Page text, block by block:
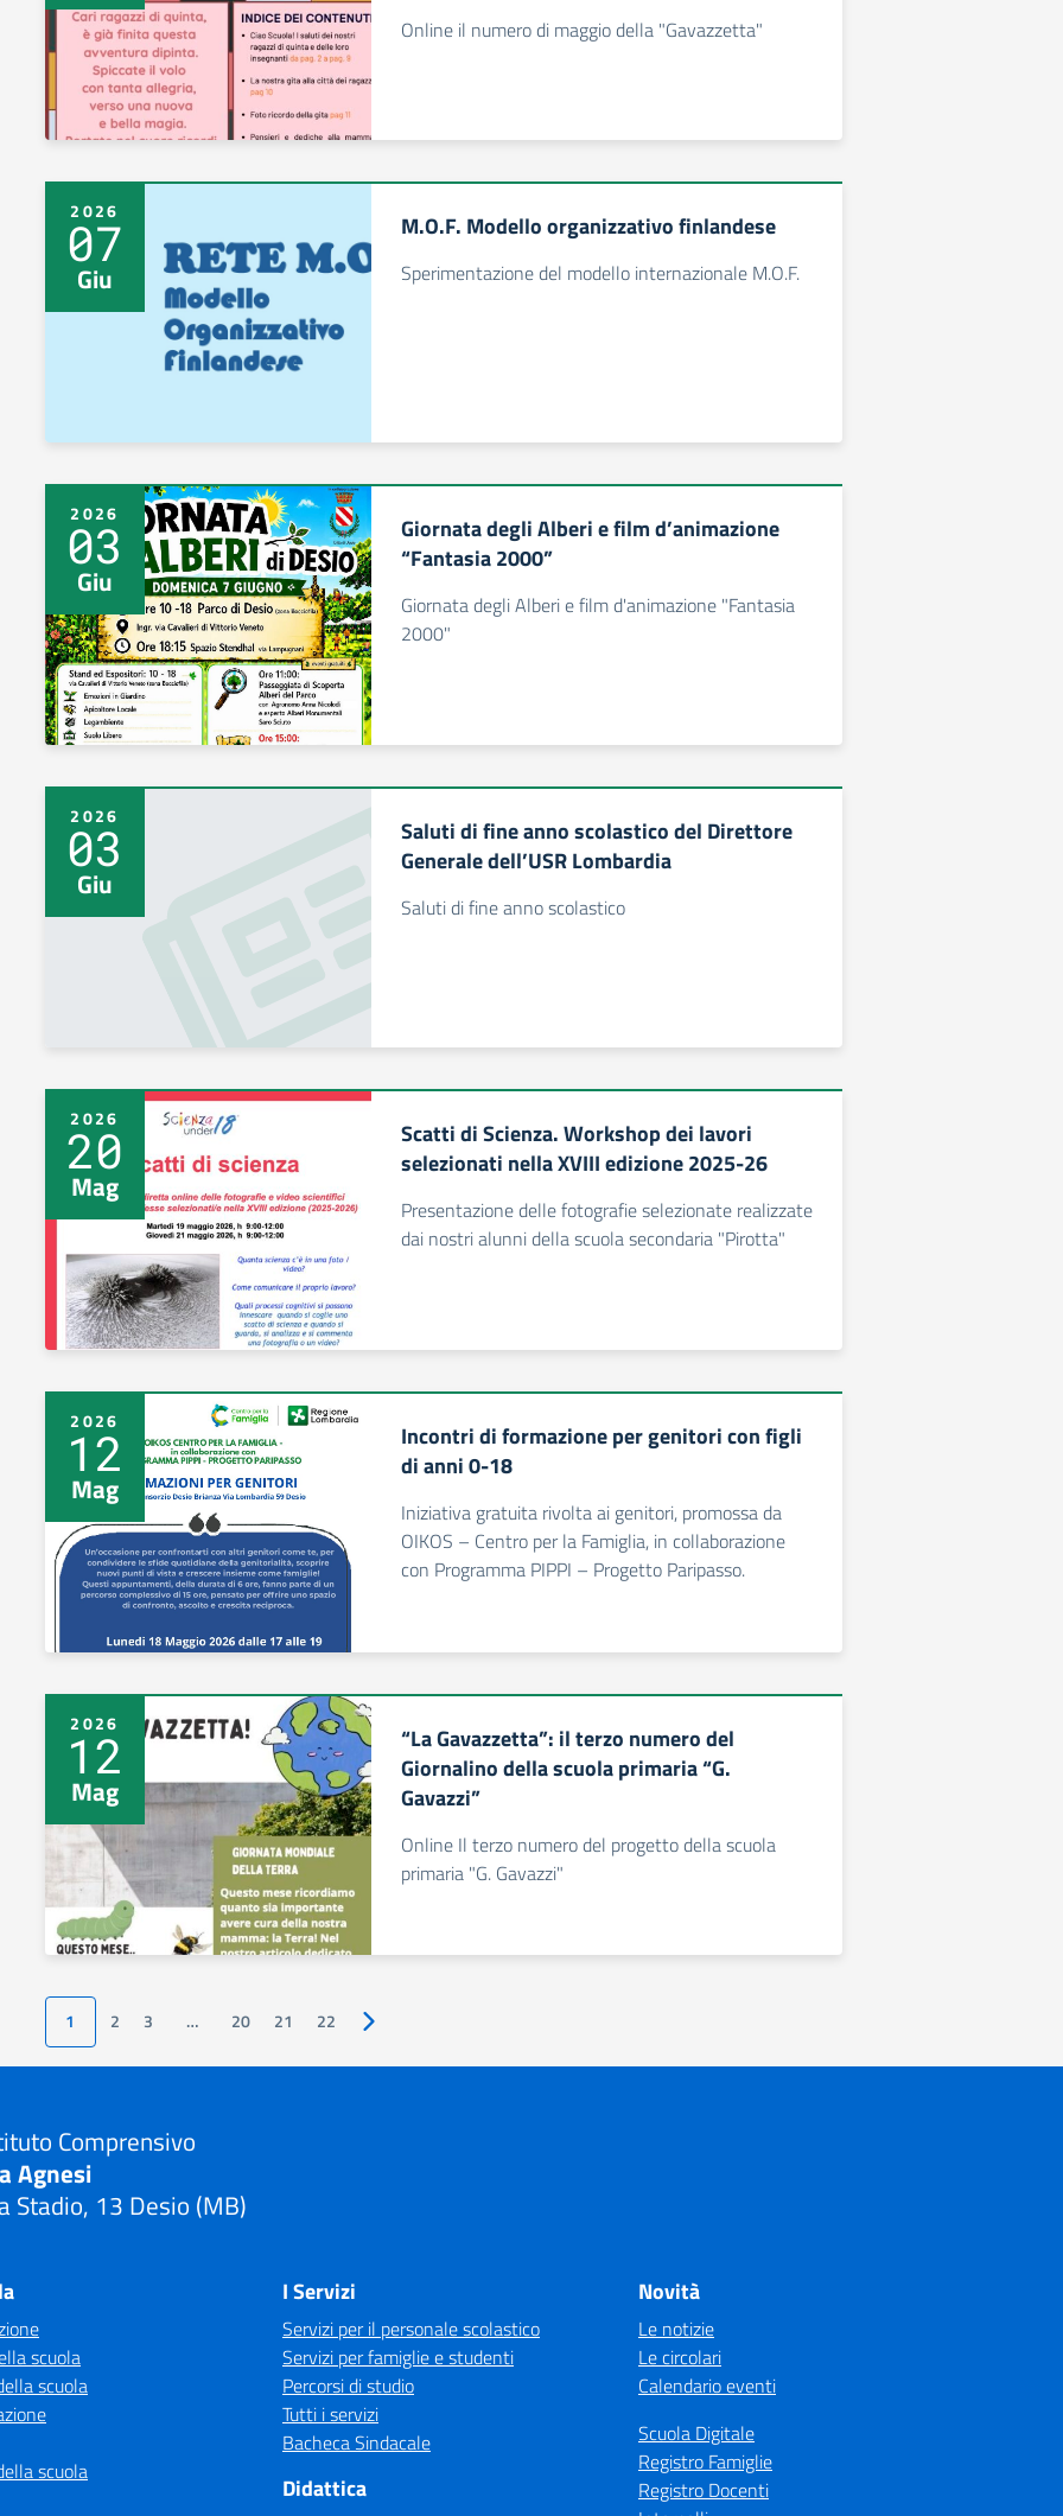
Online il numero di maggio della "Gavazzetta"
2026
07
Giu
M.O.F. Modello organizzativo finlandese
Sperimentazione del modello internazionale M.O.F.
2026
03
Giu
Giornata degli Alberi e film d’animazione
“Fantasia 2000”
Giornata degli Alberi e film d'animazione "Fantasia
2000"
2026
03
Giu
Saluti di fine anno scolastico del Direttore
Generale dell’USR Lombardia
Saluti di fine anno scolastico
2026
20
Mag
Scatti di Scienza. Workshop dei lavori
selezionati nella XVIII edizione 2025-26
Presentazione delle fotografie selezionate realizzate
dai nostri alunni della scuola secondaria "Pirotta"
2026
12
Mag
Incontri di formazione per genitori con figli
di anni 0-18
Iniziativa gratuita rivolta ai genitori, promossa da
OIKOS – Centro per la Famiglia, in collaborazione
con Programma PIPPI – Progetto Paripasso.
2026
12
Mag
“La Gavazzetta”: il terzo numero del
Giornalino della scuola primaria “G.
Gavazzi”
Online Il terzo numero del progetto della scuola
primaria "G. Gavazzi"
1 2 3 … 20 21 22 Pagina successiva
Comprensivo
Agnesi
Stadio, 13 Desio (MB)
scuola
scuola
scuola
I Servizi
Servizi per il personale scolastico
Servizi per famiglie e studenti
Percorsi di studio
Tutti i servizi
Bacheca Sindacale
Didattica
Novità
Le notizie
Le circolari
Calendario eventi
Scuola Digitale
Registro Famiglie
Registro Docenti